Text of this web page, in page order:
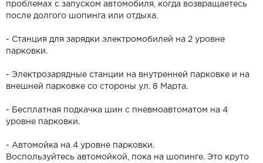
проблемах с запуском автомобиля, когда возвращаетесь
после долгого шопинга или отдыха.
- Станция для зарядки электромобилей на 2 уровне
парковки.
- Электрозарядные станции на внутренней парковке и на
внешней парковке со стороны ул. 8 Марта.
- Бесплатная подкачка шин с пневмоавтоматом на 4
уровне парковки.
- Автомойка на 4 уровне парковки.
Воспользуйтесь автомойкой, пока на шопинге. Это круто